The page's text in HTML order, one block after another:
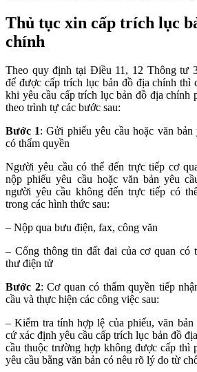
Thủ tục xin cấp trích lục
chính
Theo quy định tại Điều 11, 12 Thông tư
để được cấp trích lục bản đồ địa chính thì
khi yêu cầu cấp trích lục bản đồ địa chính
theo trình tự các bước sau:
Bước 1: Gửi phiếu yêu cầu hoặc văn bản
có thẩm quyền
Người yêu cầu có thể đến trực tiếp cơ
nộp phiếu yêu cầu hoặc văn bản yêu
người yêu cầu không đến trực tiếp có
trong các hình thức sau:
– Nộp qua bưu điện, fax, công văn
– Cổng thông tin đất đai của cơ quan có
thư điện tử
Bước 2: Cơ quan có thẩm quyền tiếp
cầu và thực hiện các công việc sau:
– Kiểm tra tính hợp lệ của phiếu, văn bản
cứ xác định yêu cầu cấp trích lục bản đồ
cầu thuộc trường hợp không được cấp thì
yêu cầu bằng văn bản có nêu rõ lý do từ